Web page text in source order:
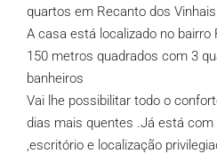
quartos em Recanto dos
A casa está localizado no
150 metros quadrados com 3
banheiros
Vai lhe possibilitar todo o
dias mais quentes .Já está
,escritório e localização